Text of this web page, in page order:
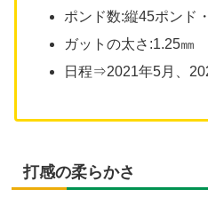
ポンド数:縦45ポンド
ガットの太さ:1.25㎜
日程⇒2021年5月、
打感の柔らかさ